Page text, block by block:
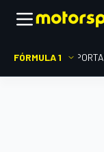
FÓRMULA 1